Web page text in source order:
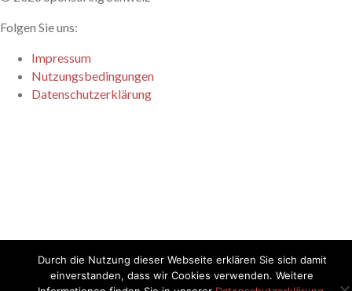
Folgen Sie uns:
LinkedinImpressum
Nutzungsbedingungen
Datenschutzerklärung
Durch die Nutzung dieser Webseite erklären Sie sich damit
einverstanden, dass wir Cookies verwenden. Weitere